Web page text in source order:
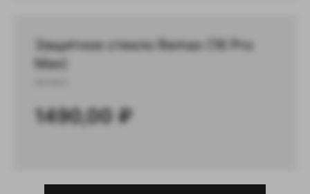
Защитное стекло Remax (16 Pro
Max)
1490,00 ₽